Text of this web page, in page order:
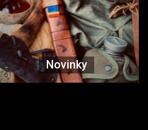
Novinky